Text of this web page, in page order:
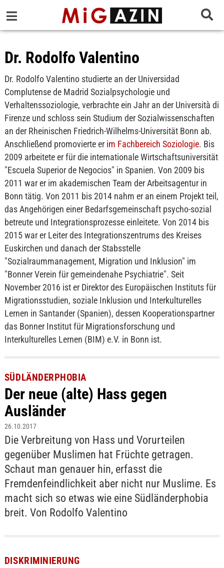
Dr. Rodolfo Valentino
Dr. Rodolfo Valentino studierte an der Universidad
Complutense de Madrid Sozialpsychologie und
Verhaltenssoziologie, verbrachte ein Jahr an der Università di
Firenze und schloss sein Studium der Sozialwissenschaften
an der Rheinischen Friedrich-Wilhelms-Universität Bonn ab.
Anschließend promovierte er im Fachbereich Soziologie. Bis
2009 arbeitete er für die internationale Wirtschaftsuniversität
"Escuela Superior de Negocios" in Spanien. Von 2009 bis
2011 war er im akademischen Team der Arbeitsagentur in
Bonn tätig. Von 2011 bis 2014 nahm er an einem Projekt teil,
das Angehörigen einer Bedarfsgemeinschaft psycho-sozial
betreute und Integrationsprozesse einleitete. Von 2014 bis
2015 war er Leiter des Integrationszentrums des Kreises
Euskirchen und danach der Stabsstelle
"Sozialraummanagement, Migration und Inklusion" im
"Bonner Verein für gemeindenahe Psychiatrie". Seit
November 2016 ist er Direktor des Europäischen Instituts für
Migrationsstudien, soziale Inklusion und Interkulturelles
Lernen in Santander (Spanien), dessen Kooperationspartner
das Bonner Institut für Migrationsforschung und
Interkulturelles Lernen (BIM) e.V. in Bonn ist.
SÜDLÄNDERPHOBIA
Der neue (alte) Hass gegen
Ausländer
26.10.2017
Die Verbreitung von Hass und Vorurteilen
gegenüber Muslimen hat Früchte getragen.
Schaut man genauer hin, erfasst die
Fremdenfeindlichkeit aber nicht nur Muslime. Es
macht sich so etwas wie eine Südländerphobia
breit. Von Rodolfo Valentino
DISKRIMINIERUNG